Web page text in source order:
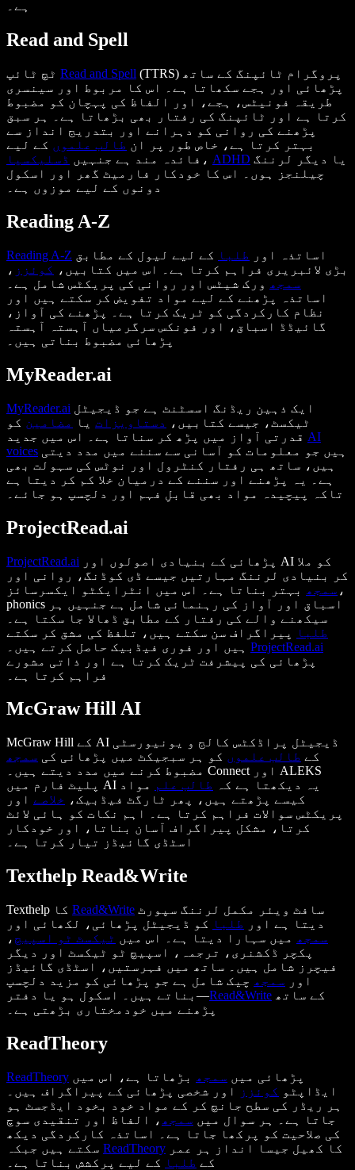
Read and Spell
Read and Spell (TTRS) پروگرام ٹائپنگ کے ساتھ
پڑھائی اور ہجے سکھاتا ہے۔ اس کا مربوط اور سینسری
طریقہ فونیٹس، ہجے، اور الفاظ کی پہچان کو مضبوط
کرتا ہے اور ٹائپنگ کی رفتار بھی بڑھاتا ہے۔ ہر سبق
پڑھنے کی روانی کو دہرانے اور بتدریج انداز سے
بہتر کرتا ہے، خاص طور پر ان طالب علموں کے لیے
فائدہ مند ہے جنہیں ڈس لیکسیا ، ADHD
چیلنجز ہوں۔ اس کا خودکار فارمیٹ گھر اور اسکول
دونوں کے لیے موزوں ہے۔
Reading A-Z
Reading A-Z اساتذہ اور طلبا کے لیے لیول کے مطابق
بڑی لائبریری فراہم کرتا ہے۔ اس میں کتابیں، کوئزز ،
سمجھ ورک شیٹس اور روانی کی پریکٹس شامل ہے۔
اساتذہ پڑھنے کے لیے مواد تفویض کر سکتے ہیں اور
نظام کارکردگی کو ٹریک کرتا ہے۔ پڑھنے کی آواز،
گائیڈڈ اسباق، اور فونکس سرگرمیاں آہستہ آہستہ
MyReader.ai
MyReader.ai
ٹیکسٹ، جیسے کتابیں،
دستاویزات یا مضامین کو
AI
voices
ہیں، ساتھ ہی رفتار کنٹرول اور نوٹس کی سہولت بھی
ہے۔ یہ پڑھنے اور سننے کے درمیان خلا کم کر دیتا ہے
تاکہ پیچیدہ مواد بھی قابلِ فہم اور دلچسپ ہو جائے۔
ProjectRead.ai
ProjectRead.ai
کر بنیادی لرننگ مہارتیں جیسے ڈی کوڈنگ، روانی اور
سمجھ
بہتر بناتا ہے۔ اس میں انٹرایکٹو ایکسرسائز،
phonics اسباق اور آواز کی رہنمائی شامل ہے جنہیں ہر
سیکھنے والے کی رفتار کے مطابق ڈھالا جا سکتا ہے۔
طلبا
پیراگراف سن سکتے ہیں، تلفظ کی مشق کر سکتے
ProjectRead.ai
پڑھائی کی پیشرفت ٹریک کرتا ہے اور ذاتی مشورے
McGraw Hill AI
McGraw Hill کے AI ڈیجیٹل پراڈکٹس کالج و یونیورسٹی
کے طالب علموں کو ہر سبجیکٹ میں پڑھائی کی سمجھ
مضبوط کرنے میں مدد دیتے ہیں۔ Connect اور ALEKS
پلیٹ فارم میں AI یہ دیکھتا ہے کہ
طالب علم مواد
کیسے پڑھتے ہیں، پھر ٹارگٹ فیڈبیک، خلاصے اور
پریکٹس سوالات فراہم کرتا ہے۔ اہم نکات کو ہائی لائٹ
کرتا، مشکل پیراگراف آسان بناتا، اور خودکار
Texthelp Read&Write
Read&Write
دیتا ہے اور
طلبا کو ڈیجیٹل پڑھائی، لکھائی اور
سمجھ میں سہارا دیتا ہے۔ اس میں ٹیکسٹ ٹو اسپیچ ،
پکچر ڈکشنری، ترجمہ، اسپیچ ٹو ٹیکسٹ اور دیگر
فیچرز شامل ہیں۔ ساتھ میں فہرستیں، اسٹڈی گائیڈز
اور سمجھ چیک شامل ہے جو پڑھائی کو مزید دلچسپ
بناتے ہیں۔ اسکول ہو یا دفتر—Read&Write
ReadTheory
ReadTheory پڑھائی میں سمجھ
بڑھاتا ہے، اس میں
ایڈاپٹو کوئزز
اور شخصی پڑھائی کے پیراگراف ہیں۔
ہر ریڈر کی سطح جانچ کر کے مواد خود بخود ایڈجسٹ ہو
جاتا ہے۔ ہر سوال میں سمجھ ، الفاظ اور تنقیدی سوچ
کی صلاحیت کو پرکھا جاتا ہے۔ اساتذہ کارکردگی دیکھ
ReadTheory
کے طلبا کے لیے پرکشش بناتا ہے۔